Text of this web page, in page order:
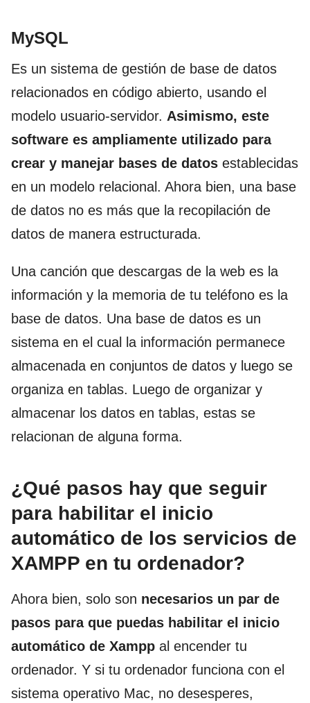
MySQL
Es un sistema de gestión de base de datos
relacionados en código abierto, usando el
modelo usuario-servidor. Asimismo, este
software es ampliamente utilizado para
crear y manejar bases de datos establecidas
en un modelo relacional. Ahora bien, una base
de datos no es más que la recopilación de
datos de manera estructurada.
Una canción que descargas de la web es la
información y la memoria de tu teléfono es la
base de datos. Una base de datos es un
sistema en el cual la información permanece
almacenada en conjuntos de datos y luego se
organiza en tablas. Luego de organizar y
almacenar los datos en tablas, estas se
relacionan de alguna forma.
¿Qué pasos hay que seguir
para habilitar el inicio
automático de los servicios de
XAMPP en tu ordenador?
Ahora bien, solo son necesarios un par de
pasos para que puedas habilitar el inicio
automático de Xampp al encender tu
ordenador. Y si tu ordenador funciona con el
sistema operativo Mac, no desesperes,